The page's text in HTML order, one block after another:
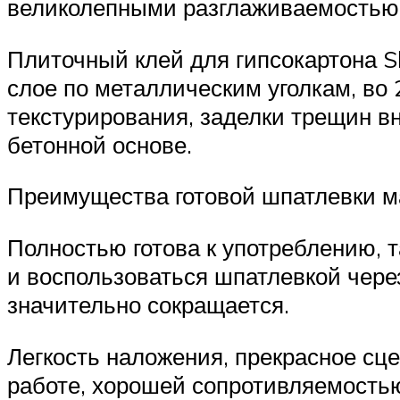
великолепными
Плиточный клей для гипсокартона
слое по металлическим уголкам,
текстурирования, заделки трещин
бетонной основе.
Преимущества готовой шпатлевки
Полностью готова к
и воспользоваться шпатлевкой
значительно сокращается.
Легкость наложения, прекрасное
работе, хорошей